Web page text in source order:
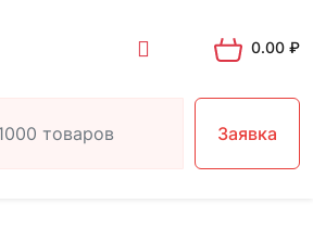
0.00 ₽
Заявка